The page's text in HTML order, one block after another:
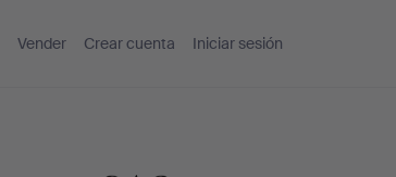
Vender Crear cuenta Iniciar sesión